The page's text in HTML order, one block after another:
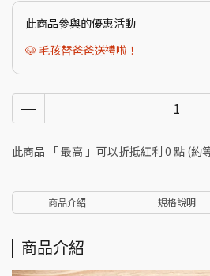
此商品參與的優惠活動
🐶 毛孩替爸爸送禮啦！
此商品 「 最高 」可以折抵紅利 0 點 (約
商品介紹 規格說明
商品介紹